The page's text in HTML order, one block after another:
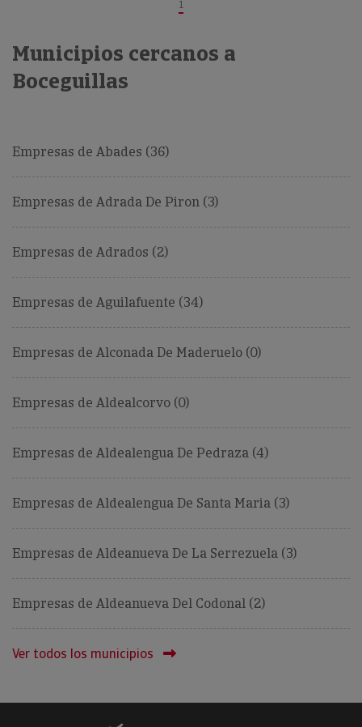
1
Municipios cercanos a
Boceguillas
Empresas de Abades (36)
Empresas de Adrada De Piron (3)
Empresas de Adrados (2)
Empresas de Aguilafuente (34)
Empresas de Alconada De Maderuelo (0)
Empresas de Aldealcorvo (0)
Empresas de Aldealengua De Pedraza (4)
Empresas de Aldealengua De Santa Maria (3)
Empresas de Aldeanueva De La Serrezuela (3)
Empresas de Aldeanueva Del Codonal (2)
Ver todos los municipios